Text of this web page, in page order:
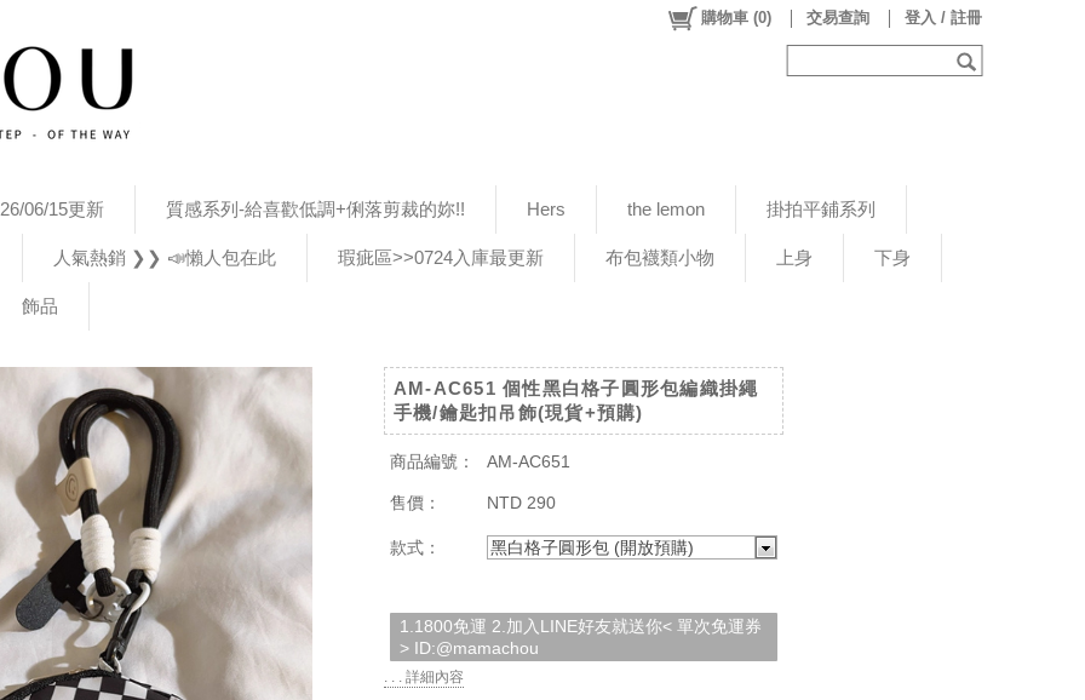
06/15更新 質感系列-給喜歡低調+俐落剪裁的妳!! Hers the lemon 掛拍平鋪系列
人氣熱銷 ❯❯ 📣懶人包在此 瑕疵區>>0724入庫最更新 布包襪類小物 上身 下身
飾品
購物車 (0) 交易查詢 登入 / 註冊
AM-AC651 個性黑白格子圓形包編織掛繩
手機/鑰匙扣吊飾(現貨+預購)
商品編號： AM-AC651
售價： NTD 290
款式： 黑白格子圓形包 (開放預購)
1.1800免運 2.加入LINE好友就送你< 單次免運券
> ID:@mamachou
. . . 詳細內容